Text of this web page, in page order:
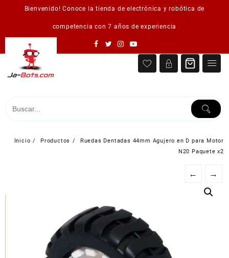
Bienvenido! Conoce la tienda de electrónica y robótica de
competencia con 7 años de experiencia
Inicio Productos
Ruedas Dentadas 44mm Agujero en D para Motor
N20 Paquete x2
← →